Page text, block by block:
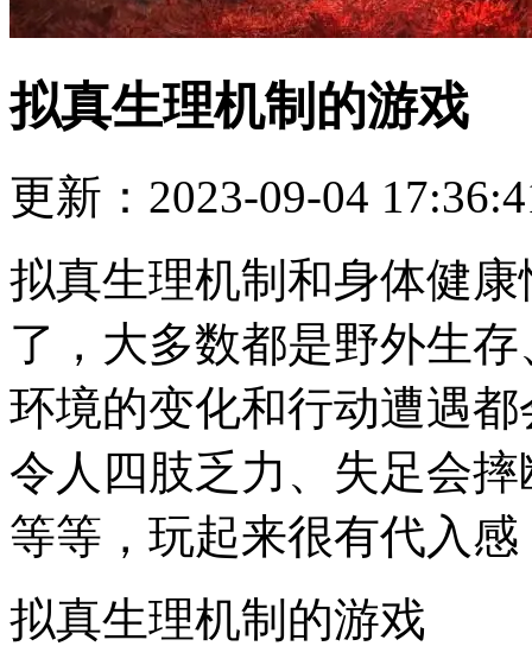
拟真生理机制的游戏
更新：2023-09-04
拟真生理机制和身体健
了，大多数都是野外生
环境的变化和行动遭遇
令人四肢乏力、失足会
等等，玩起来很有代入
拟真生理机制的游戏